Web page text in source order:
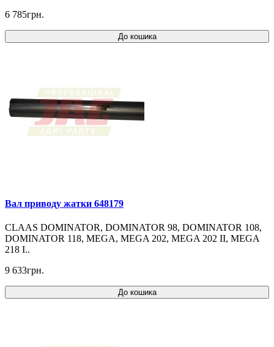
6 785грн.
До кошика
Вал приводу жатки 648179
CLAAS DOMINATOR, DOMINATOR 98, DOMINATOR 108,
DOMINATOR 118, MEGA, MEGA 202, MEGA 202 II, MEGA
218 I..
9 633грн.
До кошика